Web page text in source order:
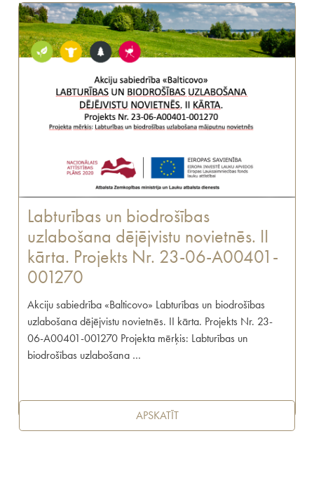
Labturības un biodrošības
uzlabošana dējējvistu novietnēs. II
kārta. Projekts Nr. 23-06-A00401-
001270
Akciju sabiedrība «Balticovo» Labturības un biodrošības
uzlabošana dējējvistu novietnēs. II kārta. Projekts Nr. 23-
06-A00401-001270 Projekta mērķis: Labturības un
biodrošības uzlabošana …
APSKATĪT